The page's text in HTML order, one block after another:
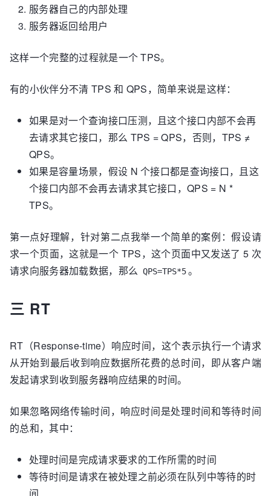
服务器自己的内部处理
服务器返回给用户
这样一个完整的过程就是一个 TPS。
有的小伙伴分不清 TPS 和 QPS，简单来说是这样：
如果是对一个查询接口压测，且这个接口内部不会再
去请求其它接口，那么 TPS = QPS，否则，TPS ≠
QPS。
如果是容量场景，假设 N 个接口都是查询接口，且这
个接口内部不会再去请求其它接口，QPS = N *
TPS。
第一点好理解，针对第二点我举一个简单的案例：假设请
求一个页面，这就是一个 TPS，这个页面中又发送了 5 次
请求向服务器加载数据，那么
QPS=TPS*5 。
三 RT
RT（Response-time）响应时间，这个表示执行一个请求
从开始到最后收到响应数据所花费的总时间，即从客户端
发起请求到收到服务器响应结果的时间。
如果忽略网络传输时间，响应时间是处理时间和等待时间
的总和，其中：
处理时间是完成请求要求的工作所需的时间
等待时间是请求在被处理之前必须在队列中等待的时
间